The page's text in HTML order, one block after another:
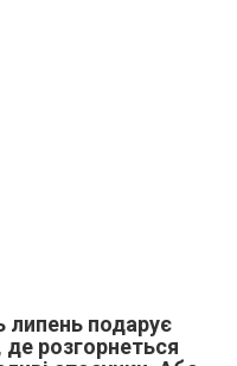
липень подарує
розгорнеться